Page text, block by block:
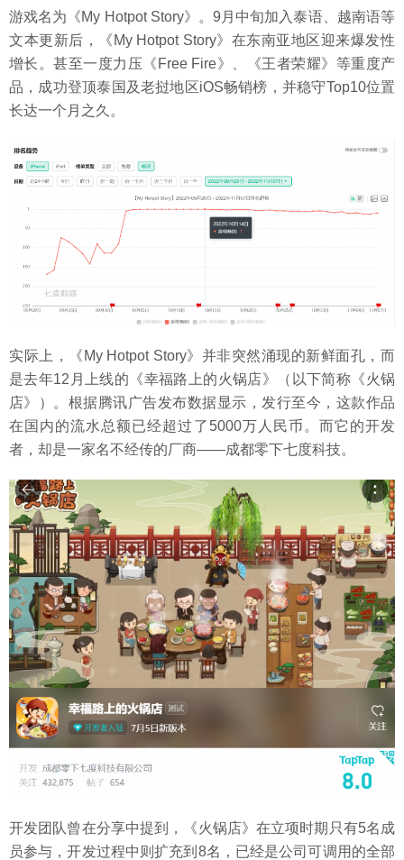
游戏名为《My Hotpot Story》。9月中旬加入泰语、越南语等
文本更新后，《My Hotpot Story》在东南亚地区迎来爆发性
增长。甚至一度力压《Free Fire》、《王者荣耀》等重度产
品，成功登顶泰国及老挝地区iOS畅销榜，并稳守Top10位置
长达一个月之久。
实际上，《My Hotpot Story》并非突然涌现的新鲜面孔，而
是去年12月上线的《幸福路上的火锅店》（以下简称《火锅
店》）。根据腾讯广告发布数据显示，发行至今，这款作品
在国内的流水总额已经超过了5000万人民币。而它的开发
者，却是一家名不经传的厂商——成都零下七度科技。
开发团队曾在分享中提到，《火锅店》在立项时期只有5名成
员参与，开发过程中则扩充到8名，已经是公司可调用的全部